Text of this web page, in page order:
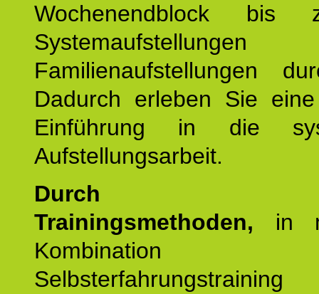
Wochenendblock bis
Familienaufstellungen
Dadurch erleben Sie
Einführung in die
Aufstellungsarbeit.
Durch
Trainingsmethoden, in